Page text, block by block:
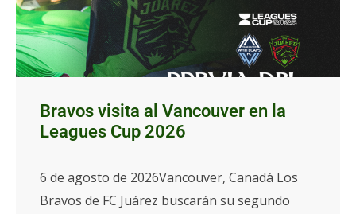
Bravos visita al Vancouver en la
Leagues Cup 2026
6 de agosto de 2026Vancouver, Canadá Los
Bravos de FC Juárez buscarán su segundo